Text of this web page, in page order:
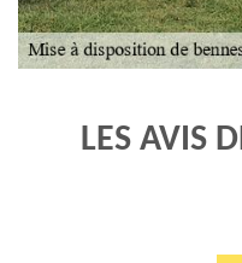
LES AVIS